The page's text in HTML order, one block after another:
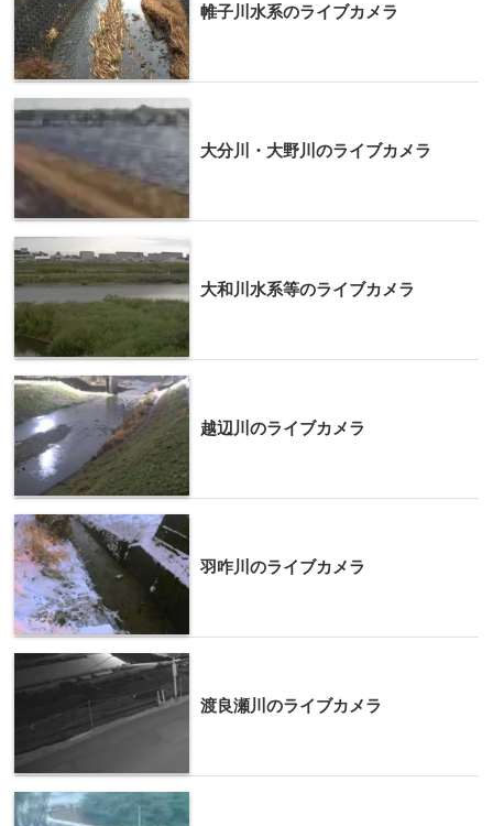
帷子川水系のライブカメラ
大分川・大野川のライブカメラ
大和川水系等のライブカメラ
越辺川のライブカメラ
羽咋川のライブカメラ
渡良瀬川のライブカメラ